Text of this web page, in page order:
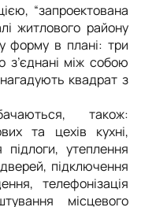
“запроектована
житлового району
форму в плані: три
з’єднані між собою
квадрат з
також:
та цехів кухні,
утеплення
підключення
телефонізація
місцевого